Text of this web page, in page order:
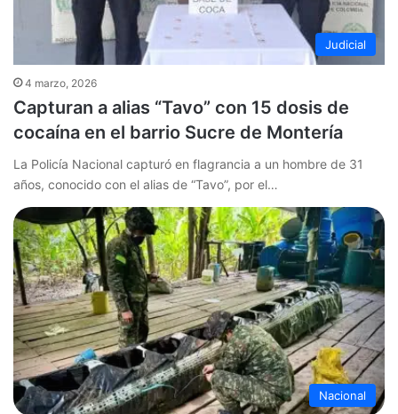
Judicial
4 marzo, 2026
Capturan a alias “Tavo” con 15 dosis de
cocaína en el barrio Sucre de Montería
La Policía Nacional capturó en flagrancia a un hombre de 31
años, conocido con el alias de “Tavo”, por el…
Nacional